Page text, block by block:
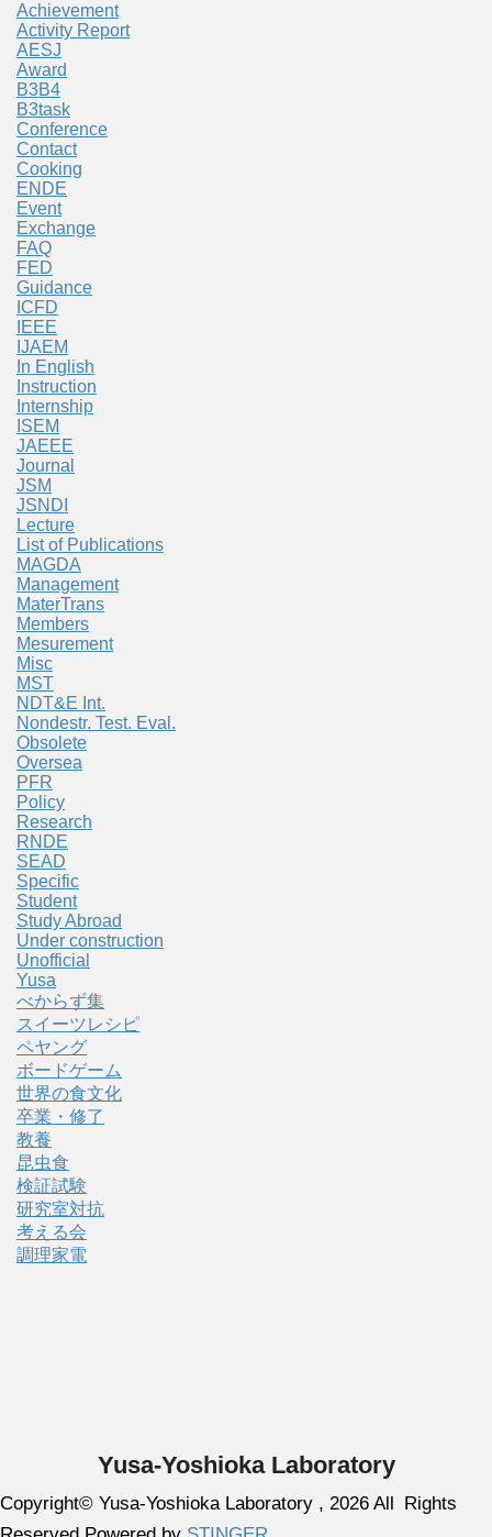
Achievement
Activity Report
AESJ
Award
B3B4
B3task
Conference
Contact
Cooking
ENDE
Event
Exchange
FAQ
FED
Guidance
ICFD
IEEE
IJAEM
In English
Instruction
Internship
ISEM
JAEEE
Journal
JSM
JSNDI
Lecture
List of Publications
MAGDA
Management
MaterTrans
Members
Mesurement
Misc
MST
NDT&E Int.
Nondestr. Test. Eval.
Obsolete
Oversea
PFR
Policy
Research
RNDE
SEAD
Specific
Student
Study Abroad
Under construction
Unofficial
Yusa
べからず集
スイーツレシピ
ペヤング
ボードゲーム
世界の食文化
卒業・修了
教養
昆虫食
検証試験
研究室対抗
考える会
調理家電
Yusa-Yoshioka Laboratory
Graduate School of Engineering, Tohoku University
Copyright© Yusa-Yoshioka Laboratory , 2026 All Rights